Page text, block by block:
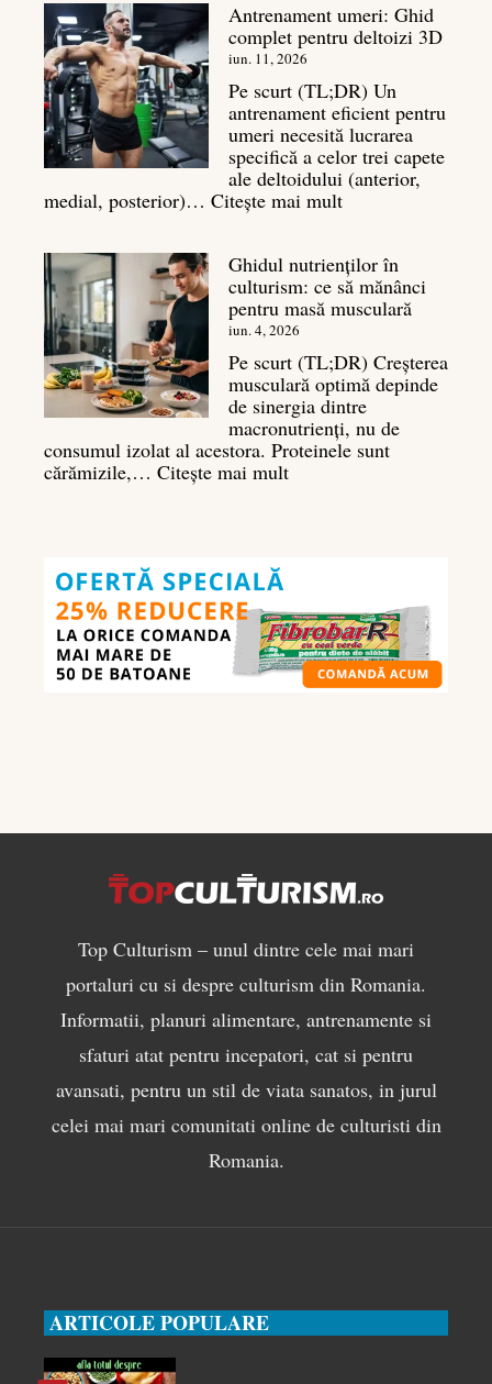
culturism:
Inamicul
tăcut
al
masei
musculare
Antrenament umeri: Ghid
complet pentru deltoizi 3D
iun. 11, 2026
Pe scurt (TL;DR) Un
antrenament eficient pentru
umeri necesită lucrarea
specifică a celor trei capete
ale deltoidului (anterior,
medial, posterior)… Citește mai mult:
Ghid
complet
pentru
3D
Ghidul nutrienților în
culturism: ce să mănânci
pentru masă musculară
iun. 4, 2026
Pe scurt (TL;DR) Creșterea
musculară optimă depinde
de sinergia dintre
macronutrienți, nu de
consumul izolat al acestora. Proteinele sunt
cărămizile,… Citește mai mult:
mănânci
pentru
masă
musculară
Top Culturism – unul dintre cele mai mari
portaluri cu si despre culturism din Romania.
Informatii, planuri alimentare, antrenamente si
sfaturi atat pentru incepatori, cat si pentru
avansati, pentru un stil de viata sanatos, in jurul
celei mai mari comunitati online de culturisti din
Romania.
ARTICOLE POPULARE